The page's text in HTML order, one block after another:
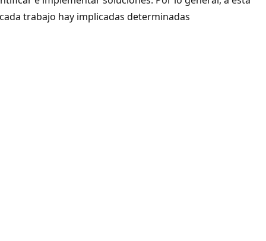
trabajo hay implicadas determinadas